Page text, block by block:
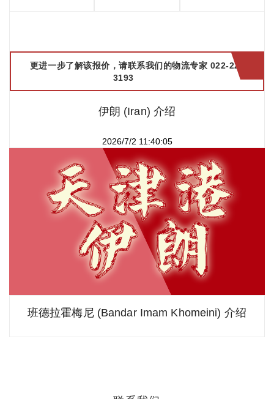
更进一步了解该报价，请联系我们的物流专家 022-2299
3193
伊朗 (Iran) 介绍
2026/7/2 11:40:05
班德拉霍梅尼 (Bandar Imam Khomeini) 介绍